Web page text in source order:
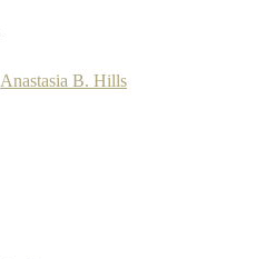
Anastasia B. Hills